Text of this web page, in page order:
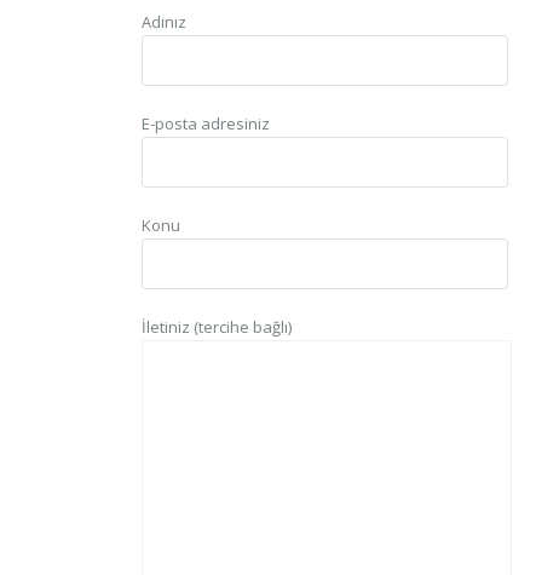
Adınız
E-posta adresiniz
Konu
İletiniz (tercihe bağlı)